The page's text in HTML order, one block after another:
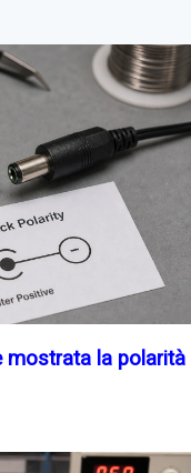
mostrata la polarità